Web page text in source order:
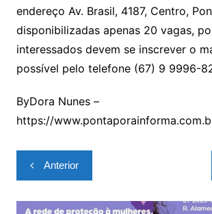
endereço Av. Brasil, 4187, Centro,
disponibilizadas apenas 20 vagas,
interessados devem se inscrever o
possível pelo telefone (67) 9 9996-
ByDora Nunes –
https://
Navegação
de
Post
Anterior